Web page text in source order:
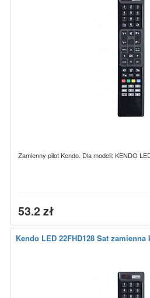
Zamienny pilot Kendo. Dla modeli: KENDO
53.2 zł
Kendo LED 22FHD128 Sat